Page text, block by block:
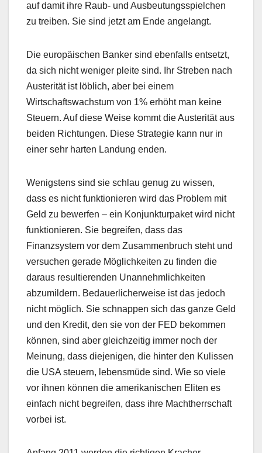
auf damit ihre Raub- und Ausbeutungsspielchen
zu treiben. Sie sind jetzt am Ende angelangt.
Die europäischen Banker sind ebenfalls entsetzt,
da sich nicht weniger pleite sind. Ihr Streben nach
Austerität ist löblich, aber bei einem
Wirtschaftswachstum von 1% erhöht man keine
Steuern. Auf diese Weise kommt die Austerität aus
beiden Richtungen. Diese Strategie kann nur in
einer sehr harten Landung enden.
Wenigstens sind sie schlau genug zu wissen,
dass es nicht funktionieren wird das Problem mit
Geld zu bewerfen – ein Konjunkturpaket wird nicht
funktionieren. Sie begreifen, dass das
Finanzsystem vor dem Zusammenbruch steht und
versuchen gerade Möglichkeiten zu finden die
daraus resultierenden Unannehmlichkeiten
abzumildern. Bedauerlicherweise ist das jedoch
nicht möglich. Sie schnappen sich das ganze Geld
und den Kredit, den sie von der FED bekommen
können, sind aber gleichzeitig immer noch der
Meinung, dass diejenigen, die hinter den Kulissen
die USA steuern, lebensmüde sind. Wie so viele
vor ihnen können die amerikanischen Eliten es
einfach nicht begreifen, dass ihre Machtherrschaft
vorbei ist.